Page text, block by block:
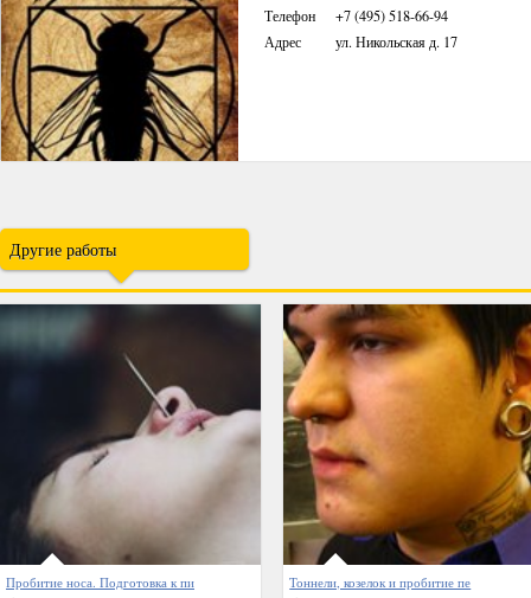
Телефон
+7 (495) 518-66-94
Адрес
ул. Никольская д. 17
Другие работы
Пробитие носа. Подготовка к пи Тоннели, козелок и пробитие пе